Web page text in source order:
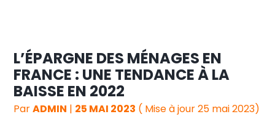
L’ÉPARGNE DES MÉNAGES EN
FRANCE : UNE TENDANCE À LA
BAISSE EN 2022
ParADMIN | 25 MAI 2023 ( Mise à jour 25 mai 2023)